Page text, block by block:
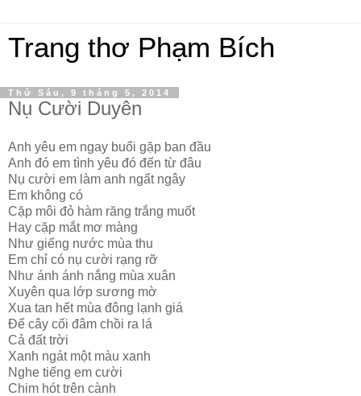
Trang thơ Phạm Bích
Thứ Sáu, 9 tháng 5, 2014
Nụ Cười Duyên
Anh yêu em ngay buổi gặp ban đầu
Anh đó em tình yêu đó đến từ đâu
Nụ cười em làm anh ngất ngây
Em không có
Cặp môi đỏ hàm răng trắng muốt
Hay cặp mắt mơ màng
Như giếng nước mùa thu
Em chỉ có nụ cười rạng rỡ
Như ánh ánh nắng mùa xuân
Xuyên qua lớp sương mờ
Xua tan hết mùa đông lạnh giá
Để cây cối đâm chồi ra lá
Cả đất trời
Xanh ngát một màu xanh
Nghe tiếng em cười
Chim hót trên cành